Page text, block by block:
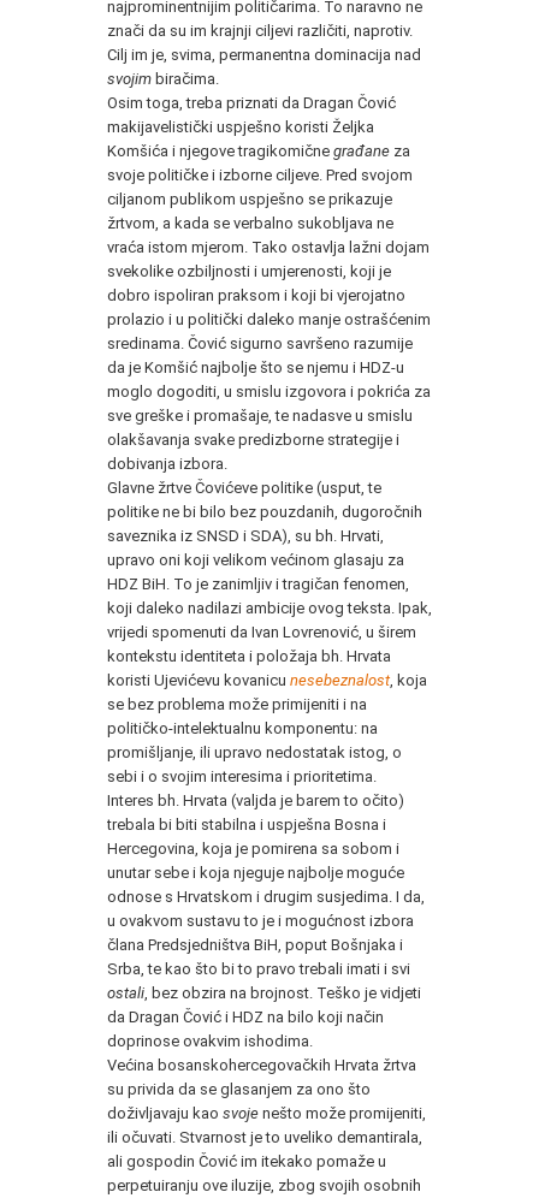
najprominentnijim političarima. To naravno ne
znači da su im krajnji ciljevi različiti, naprotiv.
Cilj im je, svima, permanentna dominacija nad
svojim biračima.
Osim toga, treba priznati da Dragan Čović
makijavelistički uspješno koristi Željka
Komšića i njegove tragikomične građane za
svoje političke i izborne ciljeve. Pred svojom
ciljanom publikom uspješno se prikazuje
žrtvom, a kada se verbalno sukobljava ne
vraća istom mjerom. Tako ostavlja lažni dojam
svekolike ozbiljnosti i umjerenosti, koji je
dobro ispoliran praksom i koji bi vjerojatno
prolazio i u politički daleko manje ostrašćenim
sredinama. Čović sigurno savršeno razumije
da je Komšić najbolje što se njemu i HDZ-u
moglo dogoditi, u smislu izgovora i pokrića za
sve greške i promašaje, te nadasve u smislu
olakšavanja svake predizborne strategije i
dobivanja izbora.
Glavne žrtve Čovićeve politike (usput, te
politike ne bi bilo bez pouzdanih, dugoročnih
saveznika iz SNSD i SDA), su bh. Hrvati,
upravo oni koji velikom većinom glasaju za
HDZ BiH. To je zanimljiv i tragičan fenomen,
koji daleko nadilazi ambicije ovog teksta. Ipak,
vrijedi spomenuti da Ivan Lovrenović, u širem
kontekstu identiteta i položaja bh. Hrvata
koristi Ujevićevu kovanicu nesebeznalost, koja
se bez problema može primijeniti i na
političko-intelektualnu komponentu: na
promišljanje, ili upravo nedostatak istog, o
sebi i o svojim interesima i prioritetima.
Interes bh. Hrvata (valjda je barem to očito)
trebala bi biti stabilna i uspješna Bosna i
Hercegovina, koja je pomirena sa sobom i
unutar sebe i koja njeguje najbolje moguće
odnose s Hrvatskom i drugim susjedima. I da,
u ovakvom sustavu to je i mogućnost izbora
člana Predsjedništva BiH, poput Bošnjaka i
Srba, te kao što bi to pravo trebali imati i svi
ostali , bez obzira na brojnost. Teško je vidjeti
da Dragan Čović i HDZ na bilo koji način
doprinose ovakvim ishodima.
Većina bosanskohercegovačkih Hrvata žrtva
su privida da se glasanjem za ono što
doživljavaju kao svoje nešto može promijeniti,
ili očuvati. Stvarnost je to uveliko demantirala,
ali gospodin Čović im itekako pomaže u
perpetuiranju ove iluzije, zbog svojih osobnih